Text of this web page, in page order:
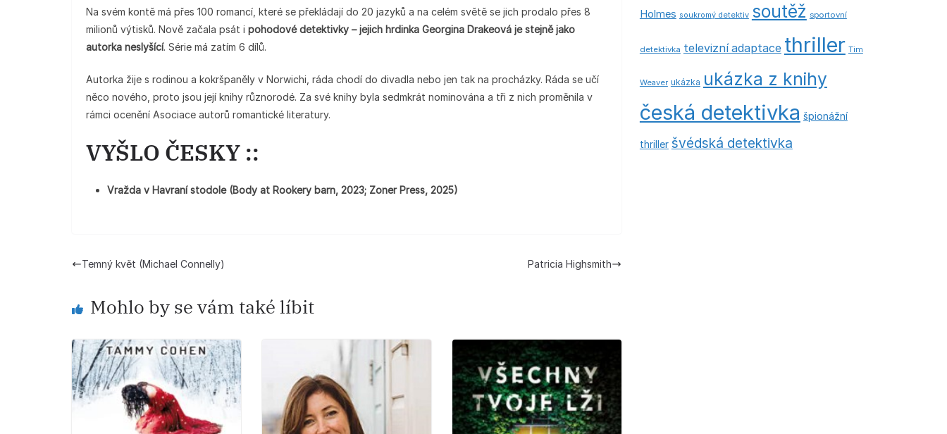
Na svém kontě má přes 100 romancí, které se překládají do 20 jazyků a na celém světě se jich prodalo přes 8
milionů výtisků. Nově začala psát i pohodové detektivky – jejich hrdinka Georgina Drakeová je stejně jako
autorka neslyšící. Série má zatím 6 dílů.
Autorka žije s rodinou a kokršpaněly v Norwichi, ráda chodí do divadla nebo jen tak na procházky. Ráda se učí
něco nového, proto jsou její knihy různorodé. Za své knihy byla sedmkrát nominována a tři z nich proměnila v
rámci ocenění Asociace autorů romantické literatury.
VYŠLO ČESKY ::
Vražda v Havraní stodole (Body at Rookery barn, 2023; Zoner Press, 2025)
Temný květ (Michael Connelly) Patricia Highsmith
Mohlo by se vám také líbit
Holmes soukromý detektiv soutěž sportovní
detektivka televizní adaptace thriller Tim
Weaver ukázka ukázka z knihy
česká detektivka špionážní
thriller švédská detektivka